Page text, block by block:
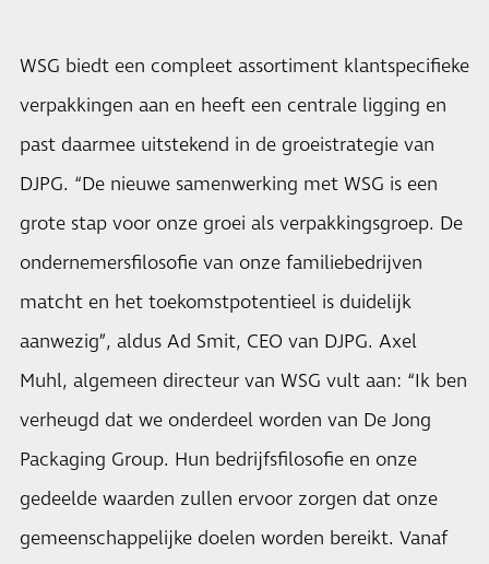
WSG biedt een compleet assortiment klantspecifieke
verpakkingen aan en heeft een centrale ligging en
past daarmee uitstekend in de groeistrategie van
DJPG. “De nieuwe samenwerking met WSG is een
grote stap voor onze groei als verpakkingsgroep. De
ondernemersfilosofie van onze familiebedrijven
matcht en het toekomstpotentieel is duidelijk
aanwezig”, aldus Ad Smit, CEO van DJPG. Axel
Muhl, algemeen directeur van WSG vult aan: “Ik ben
verheugd dat we onderdeel worden van De Jong
Packaging Group. Hun bedrijfsfilosofie en onze
gedeelde waarden zullen ervoor zorgen dat onze
gemeenschappelijke doelen worden bereikt. Vanaf